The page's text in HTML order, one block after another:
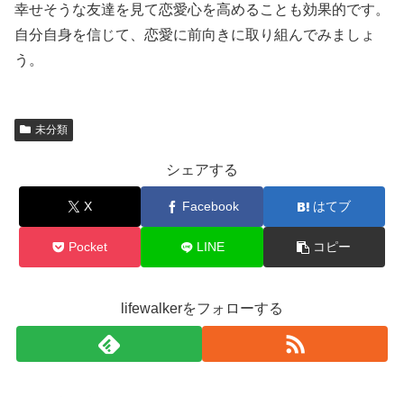
幸せそうな友達を見て恋愛心を高めることも効果的です。
自分自身を信じて、恋愛に前向きに取り組んでみましょ
う。
未分類
シェアする
X Facebook はてブ
Pocket LINE コピー
lifewalkerをフォローする